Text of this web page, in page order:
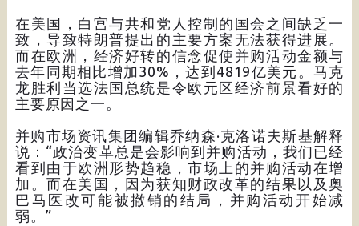
在美国，白宫与共和党人控制的国会之间缺乏一
致，导致特朗普提出的主要方案无法获得进展。
而在欧洲，经济好转的信念促使并购活动金额与
去年同期相比增加30%，达到4819亿美元。马克
龙胜利当选法国总统是令欧元区经济前景看好的
主要原因之一。
并购市场资讯集团编辑乔纳森·克洛诺夫斯基解释
说：“政治变革总是会影响到并购活动，我们已经
看到由于欧洲形势趋稳，市场上的并购活动在增
加。而在美国，因为获知财政改革的结果以及奥
巴马医改可能被撤销的结局，并购活动开始减
弱。”